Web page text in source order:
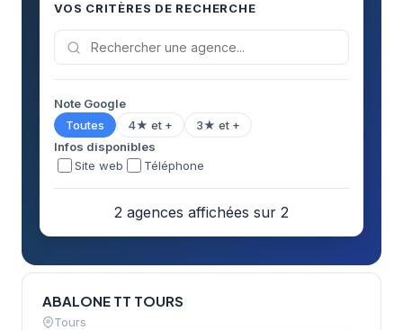
VOS CRITÈRES DE RECHERCHE
Note Google
Toutes
4★ et +
3★ et +
Infos disponibles
Site web
Téléphone
2 agences affichées sur 2
ABALONE TT TOURS
Tours